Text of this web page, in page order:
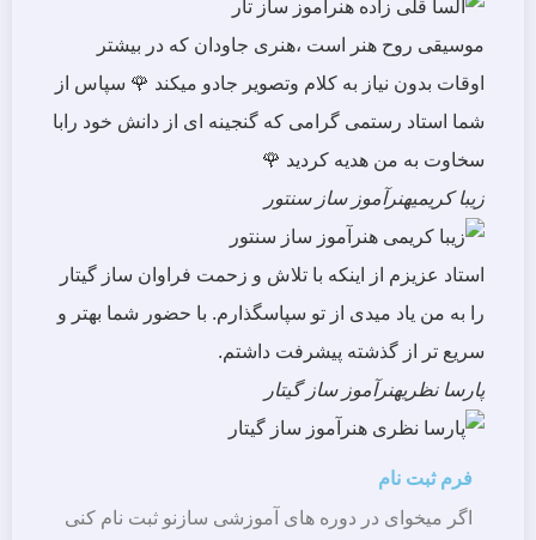
موسیقی روح هنر است ،هنری جاودان که در بیشتر
اوقات بدون نیاز به کلام وتصویر جادو میکند 🌹 سپاس از
شما استاد رستمی گرامی که گنجینه ای از دانش خود رابا
سخاوت به من هدیه کردید 🌹
زیبا کریمیهنرآموز ساز سنتور
استاد عزیزم از اینکه با تلاش و زحمت فراوان ساز گیتار
را به من یاد میدی از تو سپاسگذارم. با حضور شما بهتر و
سریع تر از گذشته پیشرفت داشتم.
پارسا نظریهنرآموز ساز گیتار
فرم ثبت نام
اگر میخوای در دوره های آموزشی سازنو ثبت نام کنی